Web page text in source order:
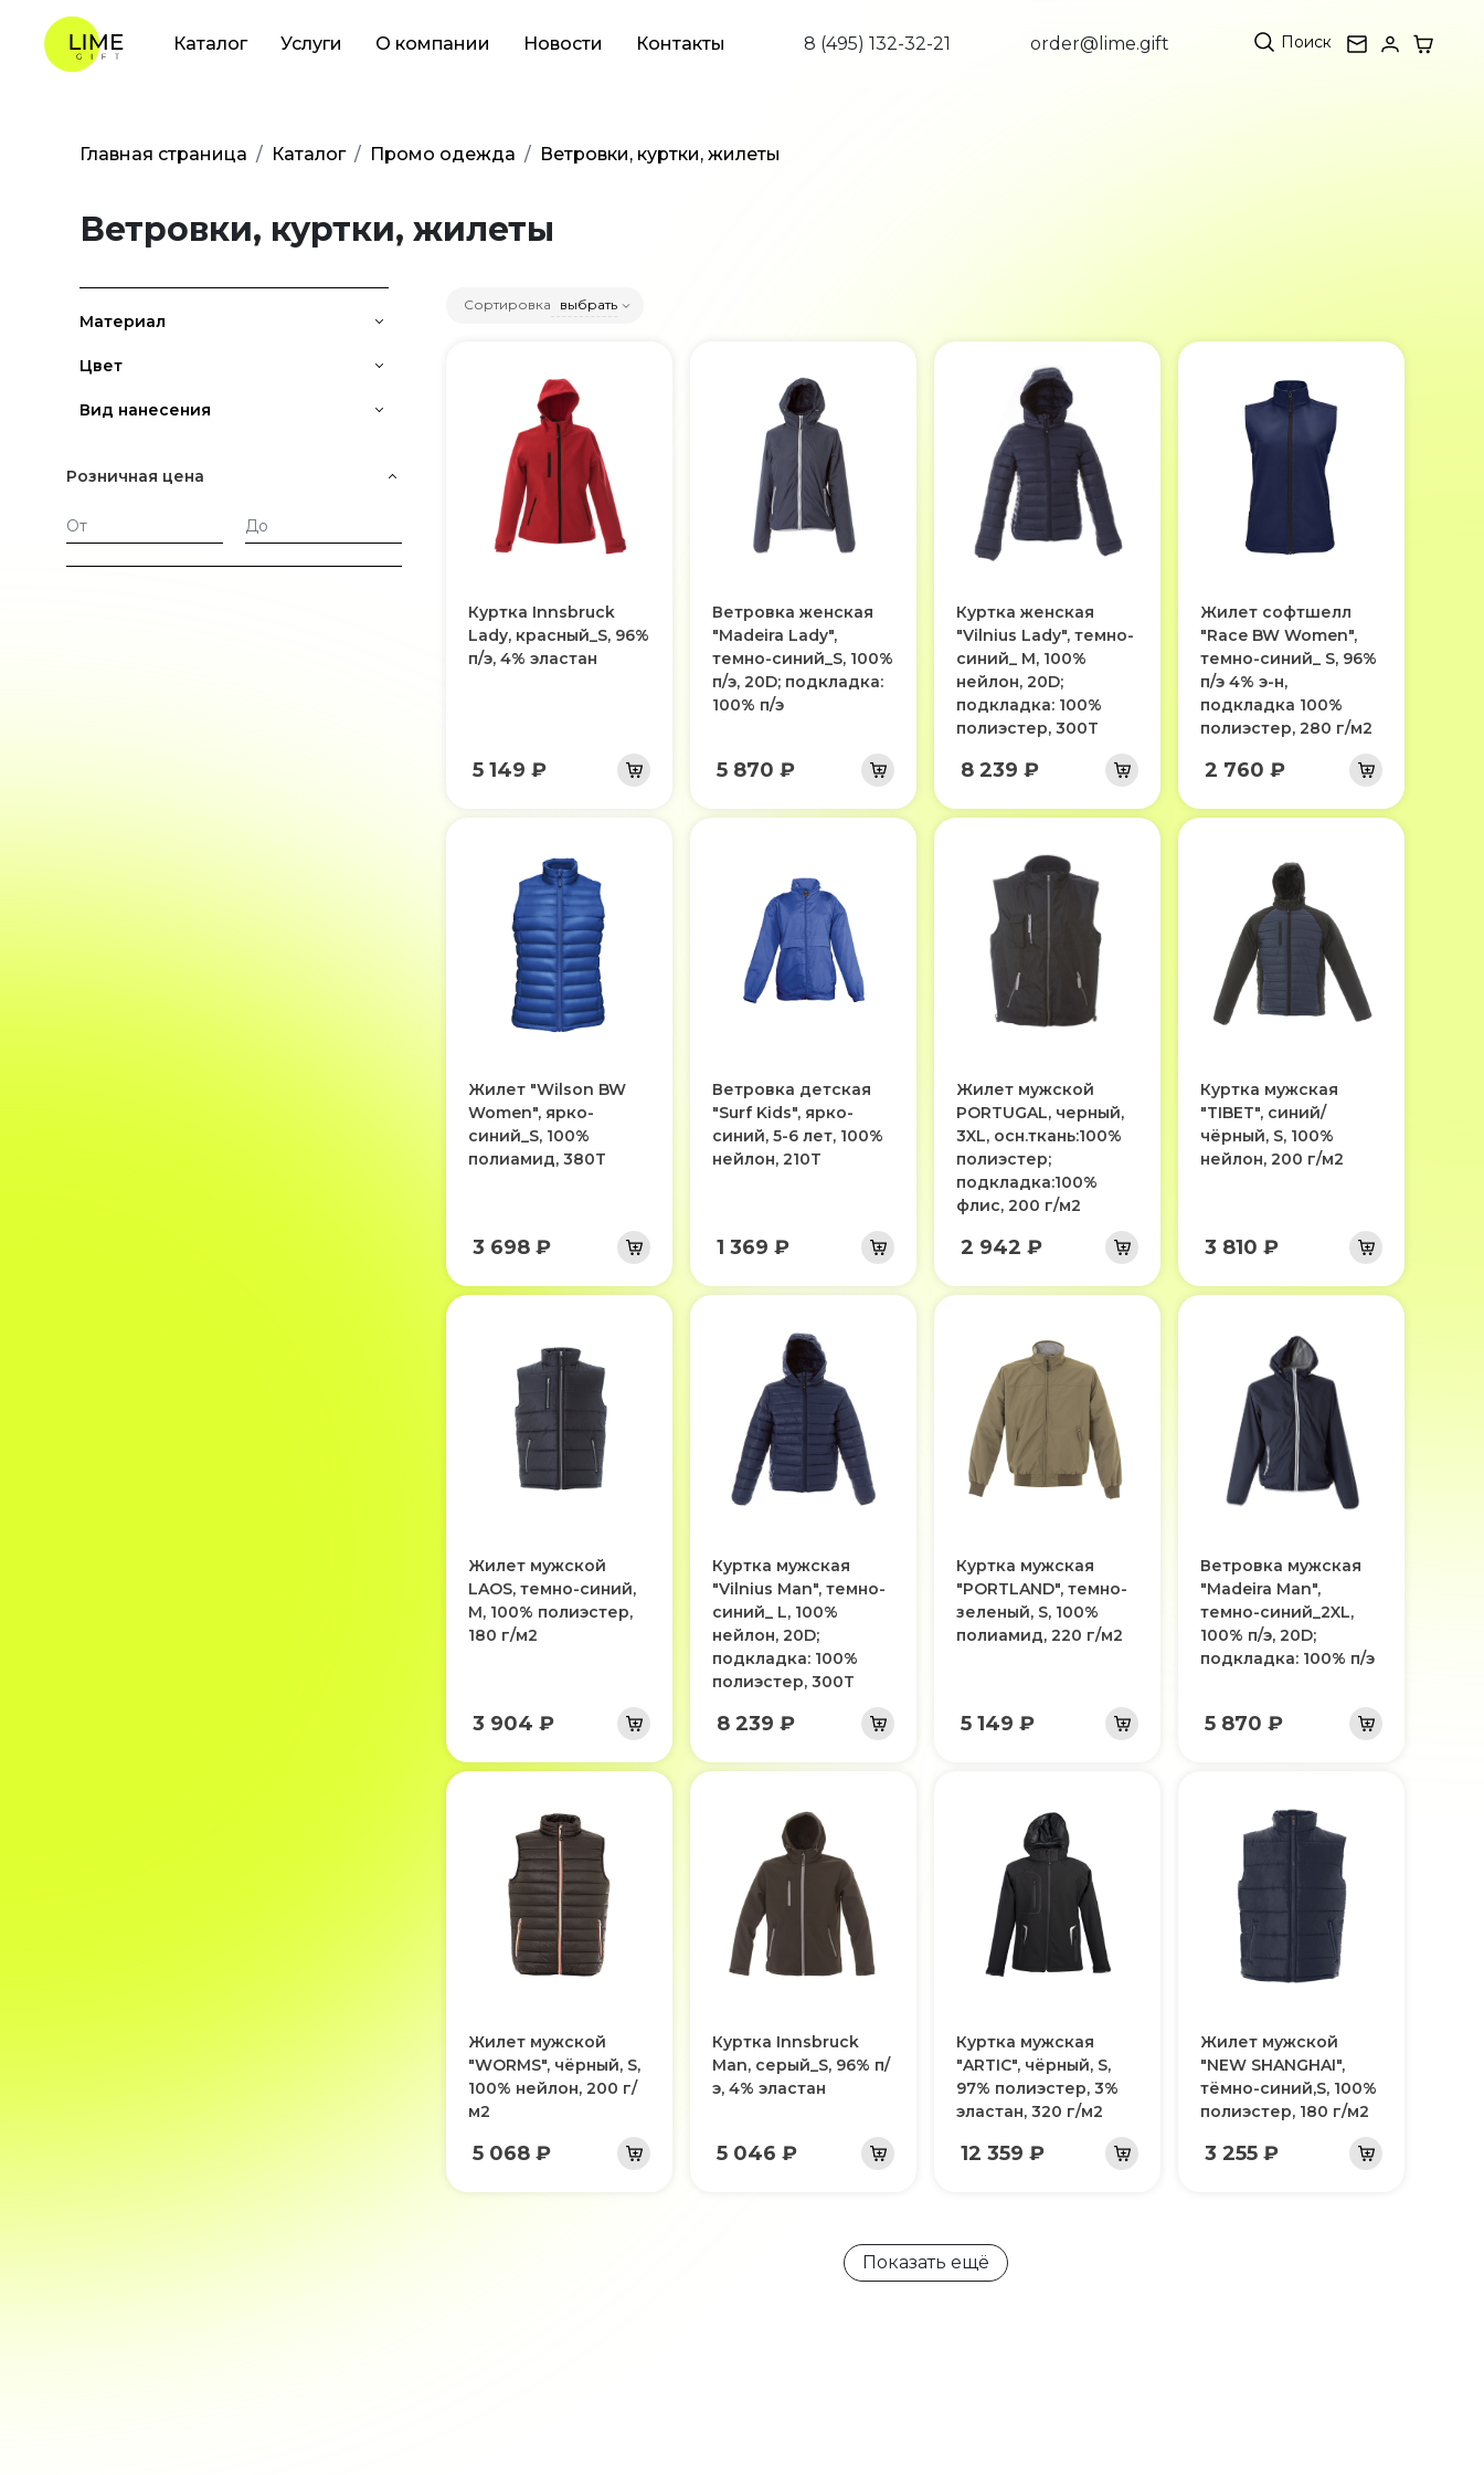
Каталог Услуги О компании Новости Контакты 8 (495) 132-32-21 order@lime.gift Поиск
Главная страница Каталог Промо одежда Ветровки, куртки, жилеты
Ветровки, куртки, жилеты
Материал
Цвет
Вид нанесения
Розничная цена
Сортировка выбрать
Куртка Innsbruck
Lady, красный_S, 96%
п/э, 4% эластан
5 149 ₽
Ветровка женская
"Madeira Lady",
темно-синий_S, 100%
п/э, 20D; подкладка:
100% п/э
5 870 ₽
Куртка женская
"Vilnius Lady", темно-
синий_ M, 100%
нейлон, 20D;
подкладка: 100%
полиэстер, 300T
8 239 ₽
Жилет софтшелл
"Race BW Women",
темно-синий_ S, 96%
п/э 4% э-н,
подкладка 100%
полиэстер, 280 г/м2
2 760 ₽
Жилет "Wilson BW
Women", ярко-
синий_S, 100%
полиамид, 380T
3 698 ₽
Ветровка детская
"Surf Kids", ярко-
синий, 5-6 лет, 100%
нейлон, 210Т
1 369 ₽
Жилет мужской
PORTUGAL, черный,
3XL, осн.ткань:100%
полиэстер;
подкладка:100%
флис, 200 г/м2
2 942 ₽
Куртка мужская
"TIBET", синий/
чёрный, S, 100%
нейлон, 200 г/м2
3 810 ₽
Жилет мужской
LAOS, темно-синий,
М, 100% полиэстер,
180 г/м2
3 904 ₽
Куртка мужская
"Vilnius Man", темно-
синий_ L, 100%
нейлон, 20D;
подкладка: 100%
полиэстер, 300T
8 239 ₽
Куртка мужская
"PORTLAND", темно-
зеленый, S, 100%
полиамид, 220 г/м2
5 149 ₽
Ветровка мужская
"Madeira Man",
темно-синий_2XL,
100% п/э, 20D;
подкладка: 100% п/э
5 870 ₽
Жилет мужской
"WORMS", чёрный, S,
100% нейлон, 200 г/
м2
5 068 ₽
Куртка Innsbruck
Man, серый_S, 96% п/
э, 4% эластан
5 046 ₽
Куртка мужская
"ARTIC", чёрный, S,
97% полиэстер, 3%
эластан, 320 г/м2
12 359 ₽
Жилет мужской
"NEW SHANGHAI",
тёмно-синий,S, 100%
полиэстер, 180 г/м2
3 255 ₽
Показать ещё